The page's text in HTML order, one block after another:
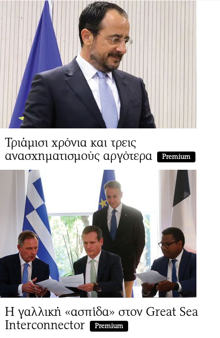
Τριάμισι χρόνια και τρεις
ανασχηματισμούς αργότερα
Premium
Η γαλλική «ασπίδα» στον Great Sea
Interconnector
Premium